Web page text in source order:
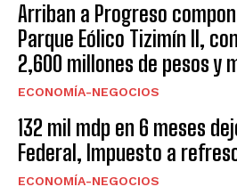
Arriban a Progreso
Parque Eólico Tizimín II,
2,600 millones de pesos y
ECONOMÍA-NEGOCIOS
132 mil mdp en 6 meses
Federal, Impuesto a
ECONOMÍA-NEGOCIOS